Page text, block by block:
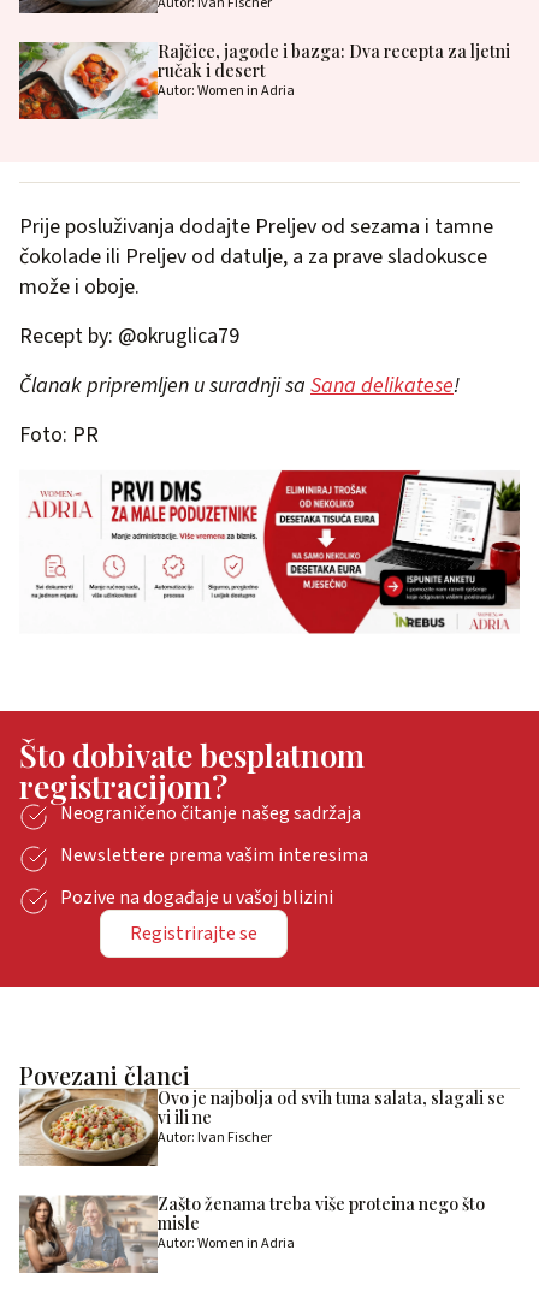
Rajčice, jagode i bazga: Dva recepta za ljetni
ručak i desert
Autor: Women in Adria
Prije posluživanja dodajte Preljev od sezama i tamne
čokolade ili Preljev od datulje, a za prave sladokusce
može i oboje.
Recept by: @okruglica79
Članak pripremljen u suradnji sa Sana delikatese!
Foto: PR
Što dobivate besplatnom
registracijom?
Neograničeno čitanje našeg sadržaja
Newslettere prema vašim interesima
Pozive na događaje u vašoj blizini
Registrirajte se
Povezani članci
Ovo je najbolja od svih tuna salata, slagali se
vi ili ne
Autor: Ivan Fischer
Zašto ženama treba više proteina nego što
misle
Autor: Women in Adria